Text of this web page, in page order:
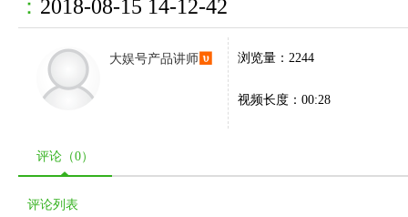
： 2018-08-15 14-12-42
大娱号产品讲师 浏览量：2244
视频长度：00:28
评论（0）
评论列表